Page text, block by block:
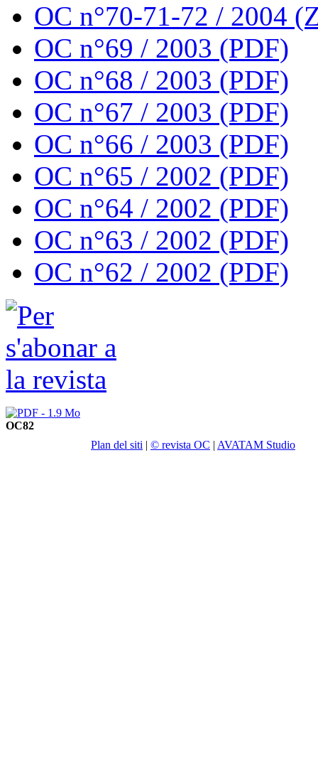
OC n°70-71-72 / 2004
OC n°69 / 2003 (PDF)
OC n°68 / 2003 (PDF)
OC n°67 / 2003 (PDF)
OC n°66 / 2003 (PDF)
OC n°65 / 2002 (PDF)
OC n°64 / 2002 (PDF)
OC n°63 / 2002 (PDF)
OC n°62 / 2002 (PDF)
OC82
Plan del siti | © revista OC | AVATAM Studio